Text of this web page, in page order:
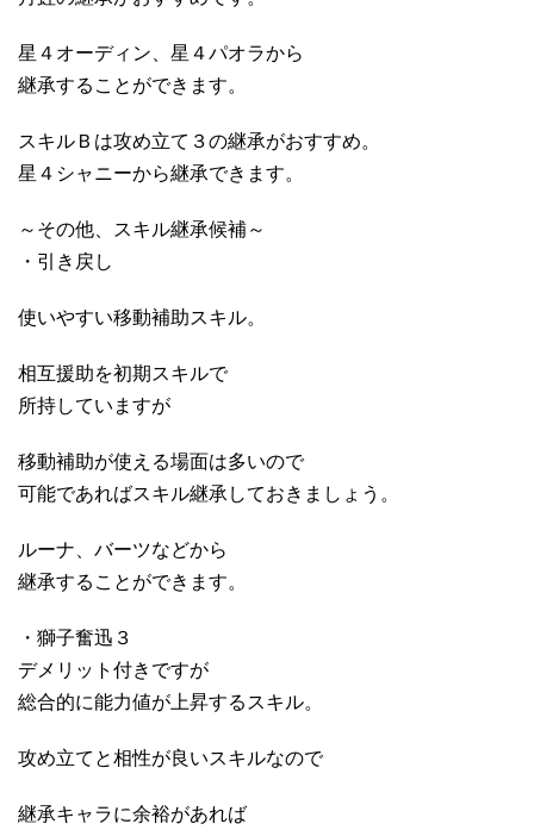
星４オーディン、星４パオラから
継承することができます。
スキルＢは攻め立て３の継承がおすすめ。
星４シャニーから継承できます。
～その他、スキル継承候補～
・引き戻し
使いやすい移動補助スキル。
相互援助を初期スキルで
所持していますが
移動補助が使える場面は多いので
可能であればスキル継承しておきましょう。
ルーナ、バーツなどから
継承することができます。
・獅子奮迅３
デメリット付きですが
総合的に能力値が上昇するスキル。
攻め立てと相性が良いスキルなので
継承キャラに余裕があれば